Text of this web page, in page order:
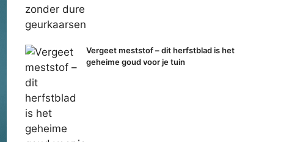
Vergeet meststof – dit herfstblad is het
geheime goud voor je tuin